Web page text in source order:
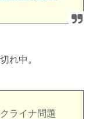
れ中。
ライナ問題